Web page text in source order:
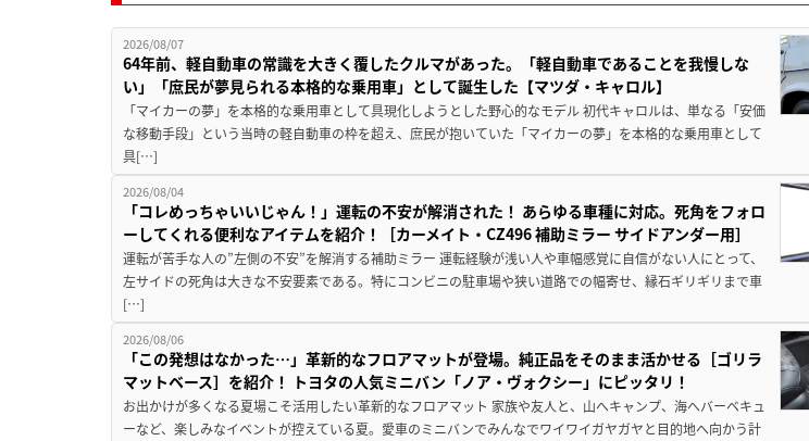
2026/08/07
64年前、軽自動車の常識を大きく覆したクルマがあった。「軽自動車であることを我慢しな
い」「庶民が夢見られる本格的な乗用車」として誕生した【マツダ・キャロル】
「マイカーの夢」を本格的な乗用車として具現化しようとした野心的なモデル 初代キャロルは、単なる「安価
な移動手段」という当時の軽自動車の枠を超え、庶民が抱いていた「マイカーの夢」を本格的な乗用車として
具[…]
2026/08/04
「コレめっちゃいいじゃん！」運転の不安が解消された！ あらゆる車種に対応。死角をフォロ
ーしてくれる便利なアイテムを紹介！［カーメイト・CZ496 補助ミラー サイドアンダー用］
運転が苦手な人の”左側の不安”を解消する補助ミラー 運転経験が浅い人や車幅感覚に自信がない人にとって、
左サイドの死角は大きな不安要素である。特にコンビニの駐車場や狭い道路での幅寄せ、縁石ギリギリまで車
[…]
2026/08/06
「この発想はなかった…」革新的なフロアマットが登場。純正品をそのまま活かせる［ゴリラ
マットベース］を紹介！ トヨタの人気ミニバン「ノア・ヴォクシー」にピッタリ！
お出かけが多くなる夏場こそ活用したい革新的なフロアマット 家族や友人と、山へキャンプ、海へバーベキュ
ーなど、楽しみなイベントが控えている夏。愛車のミニバンでみんなでワイワイガヤガヤと目的地へ向かう計